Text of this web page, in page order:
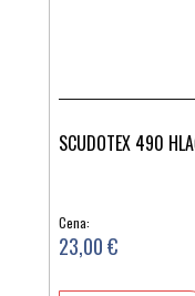
SCUDOTEX 490
Cena:
23,00 €